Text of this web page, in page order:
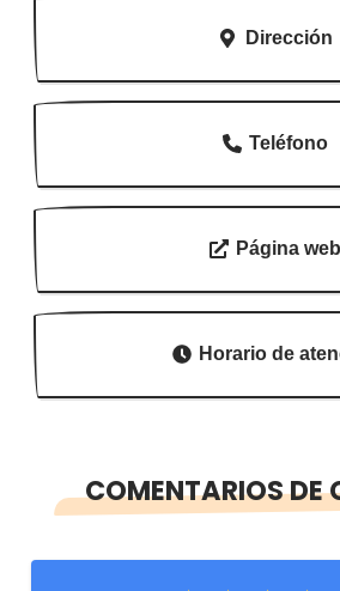
Dirección
Teléfono
Página web
Horario de
COMENTARIOS DE